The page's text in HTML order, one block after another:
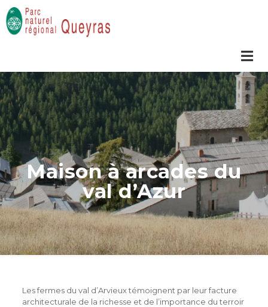
Maison à arcades du
val d’Azur
Les fermes du val d’Arvieux témoignent par leur facture
architecturale de la richesse et de l’importance du terroir